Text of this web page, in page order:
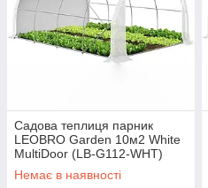
Садова теплиця парник
LEOBRO Garden 10м2 White
MultiDoor (LB-G112-WHT)
Немає в наявності